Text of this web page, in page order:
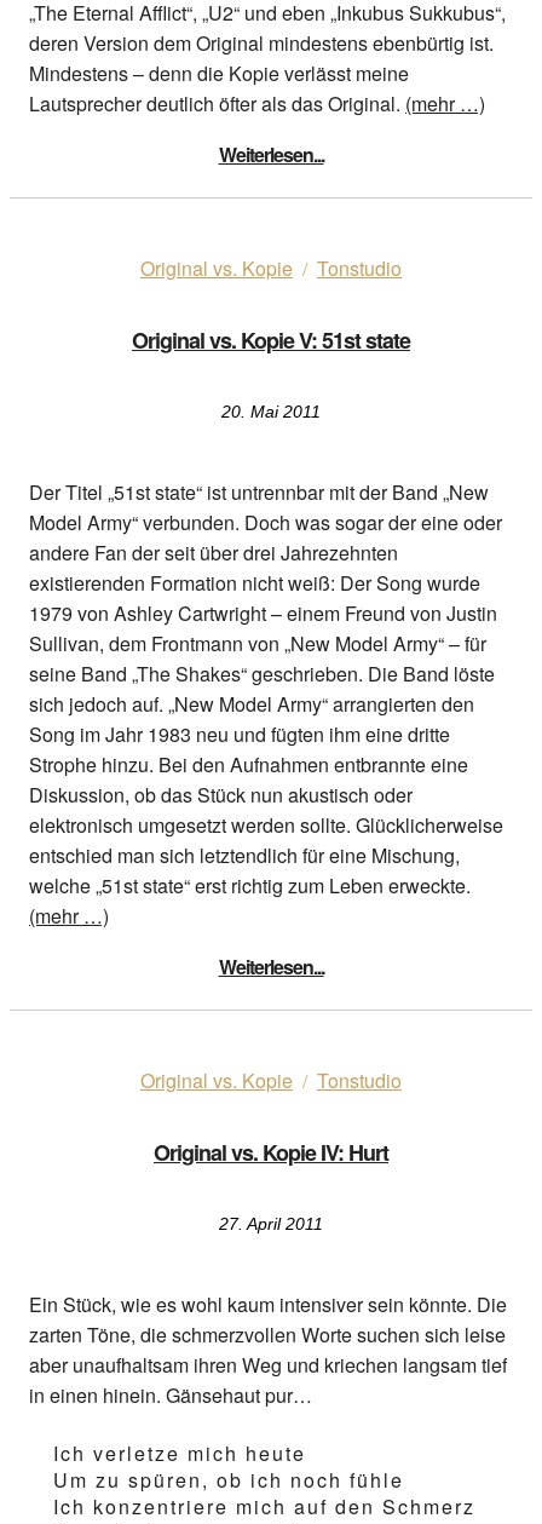
„The Eternal Afflict“, „U2“ und eben „Inkubus Sukkubus“,
deren Version dem Original mindestens ebenbürtig ist.
Mindestens – denn die Kopie verlässt meine
Lautsprecher deutlich öfter als das Original. (mehr …)
Weiterlesen...
Original vs. Kopie / Tonstudio
Original vs. Kopie V: 51st state
20. Mai 2011
Der Titel „51st state“ ist untrennbar mit der Band „New
Model Army“ verbunden. Doch was sogar der eine oder
andere Fan der seit über drei Jahrezehnten
existierenden Formation nicht weiß: Der Song wurde
1979 von Ashley Cartwright – einem Freund von Justin
Sullivan, dem Frontmann von „New Model Army“ – für
seine Band „The Shakes“ geschrieben. Die Band löste
sich jedoch auf. „New Model Army“ arrangierten den
Song im Jahr 1983 neu und fügten ihm eine dritte
Strophe hinzu. Bei den Aufnahmen entbrannte eine
Diskussion, ob das Stück nun akustisch oder
elektronisch umgesetzt werden sollte. Glücklicherweise
entschied man sich letztendlich für eine Mischung,
welche „51st state“ erst richtig zum Leben erweckte.
(mehr …)
Weiterlesen...
Original vs. Kopie / Tonstudio
Original vs. Kopie IV: Hurt
27. April 2011
Ein Stück, wie es wohl kaum intensiver sein könnte. Die
zarten Töne, die schmerzvollen Worte suchen sich leise
aber unaufhaltsam ihren Weg und kriechen langsam tief
in einen hinein. Gänsehaut pur…
Ich verletze mich heute
Um zu spüren, ob ich noch fühle
Ich konzentriere mich auf den Schmerz